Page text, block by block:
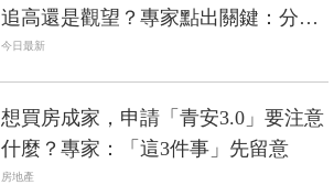
追高還是觀望？專家點出關鍵：分散
不是口號
今日最新
想買房成家，申請「青安3.0」要注意
什麼？專家：「這3件事」先留意
房地產